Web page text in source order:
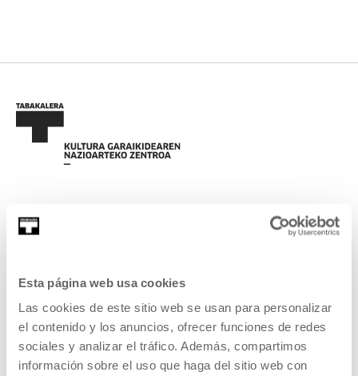
Esta página web usa cookies
Las cookies de este sitio web se usan para personalizar
el contenido y los anuncios, ofrecer funciones de redes
sociales y analizar el tráfico. Además, compartimos
información sobre el uso que haga del sitio web con
ZATOZ
KONTAKTUA ETA ORDUTEGIAK
NOLA ETORRI
BISITA GIDATUAK